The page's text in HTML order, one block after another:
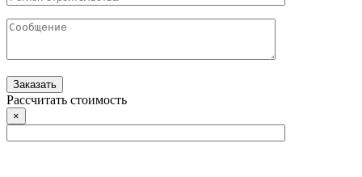
Рассчитать стоимость
×